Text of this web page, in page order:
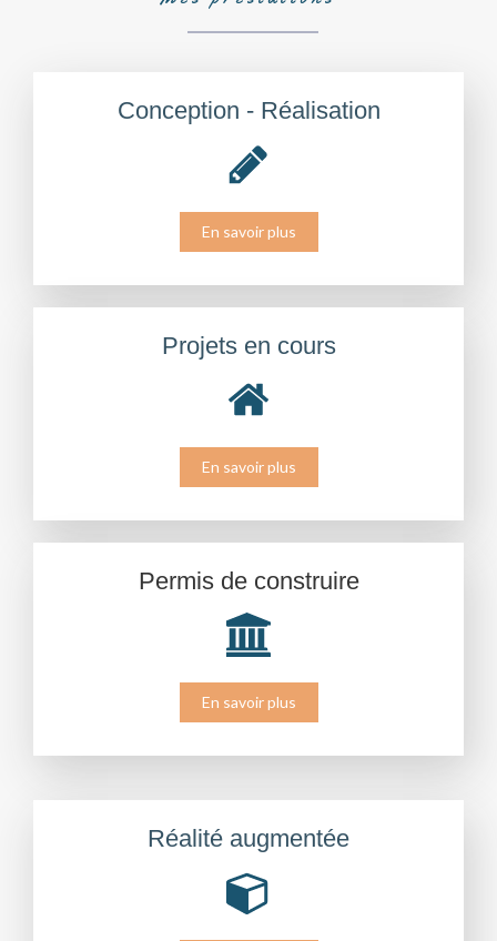
Conception - Réalisation
En savoir plus
Projets en cours
En savoir plus
Permis de construire
En savoir plus
Réalité augmentée